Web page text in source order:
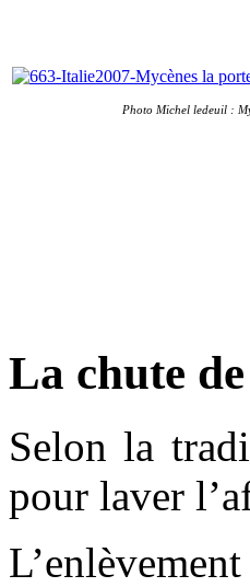
Photo Michel ledeuil :
La chute
Selon la
pour laver